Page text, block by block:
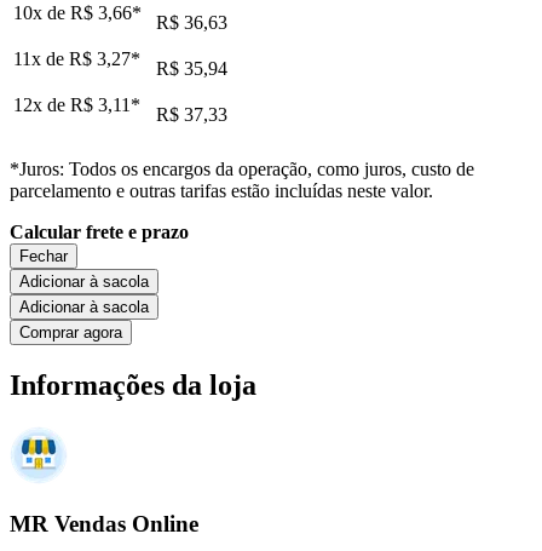
10x de R$ 3,66*
R$ 36,63
11x de R$ 3,27*
R$ 35,94
12x de R$ 3,11 * R$ 37,33
*Juros: Todos os encargos da operação, como juros, custo de
parcelamento e outras tarifas estão incluídas neste valor.
Calcular frete e prazo
Fechar
Adicionar à sacola
Adicionar à sacola
Comprar agora
Informações da loja
MR Vendas Online